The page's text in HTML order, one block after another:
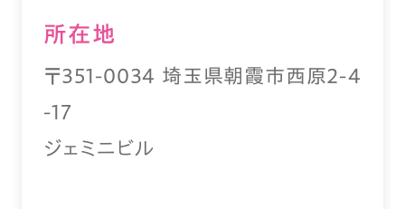
所在地
〒351-0034 埼玉県朝霞市西原2-4
-17
ジェミニビル